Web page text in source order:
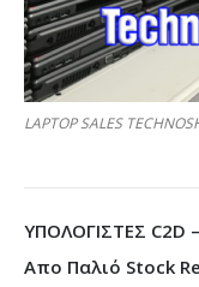
LAPTOP SALES
ΥΠΟΛΟΓΙΣΤΕΣ C2D
Απο Παλιό Stock